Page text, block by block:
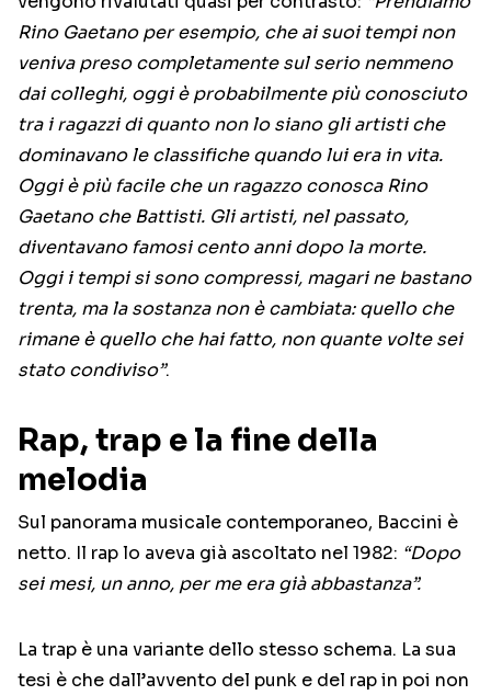
Rino Gaetano per esempio, che ai suoi tempi non
veniva preso completamente sul serio nemmeno
dai colleghi, oggi è probabilmente più conosciuto
tra i ragazzi di quanto non lo siano gli artisti che
dominavano le classifiche quando lui era in vita.
Oggi è più facile che un ragazzo conosca Rino
Gaetano che Battisti. Gli artisti, nel passato,
diventavano famosi cento anni dopo la morte.
Oggi i tempi si sono compressi, magari ne bastano
trenta, ma la sostanza non è cambiata: quello che
rimane è quello che hai fatto, non quante volte sei
stato condiviso”.
Rap, trap e la fine della
melodia
Sul panorama musicale contemporaneo, Baccini è
netto. Il rap lo aveva già ascoltato nel 1982: “Dopo
sei mesi, un anno, per me era già abbastanza”.
La trap è una variante dello stesso schema. La sua
tesi è che dall’avvento del punk e del rap in poi non